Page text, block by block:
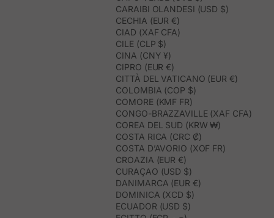
CARAIBI OLANDESI (USD $)
CECHIA (EUR €)
CIAD (XAF CFA)
CILE (CLP $)
CINA (CNY ¥)
CIPRO (EUR €)
CITTÀ DEL VATICANO (EUR €)
COLOMBIA (COP $)
COMORE (KMF FR)
CONGO-BRAZZAVILLE (XAF CFA)
COREA DEL SUD (KRW ₩)
COSTA RICA (CRC ₡)
COSTA D’AVORIO (XOF FR)
CROAZIA (EUR €)
CURAÇAO (USD $)
DANIMARCA (EUR €)
DOMINICA (XCD $)
ECUADOR (USD $)